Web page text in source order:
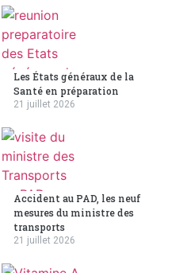
Les États généraux de la
Santé en préparation
21 juillet 2026
Accident au PAD, les neuf
mesures du ministre des
transports
21 juillet 2026